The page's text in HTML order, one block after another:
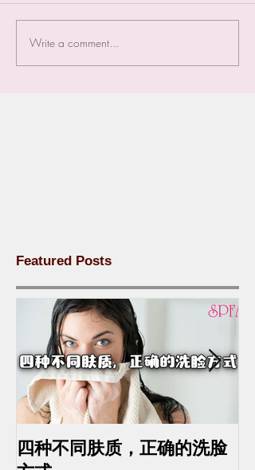
Write a comment...
Featured Posts
四种不同肤质，正确的洗脸